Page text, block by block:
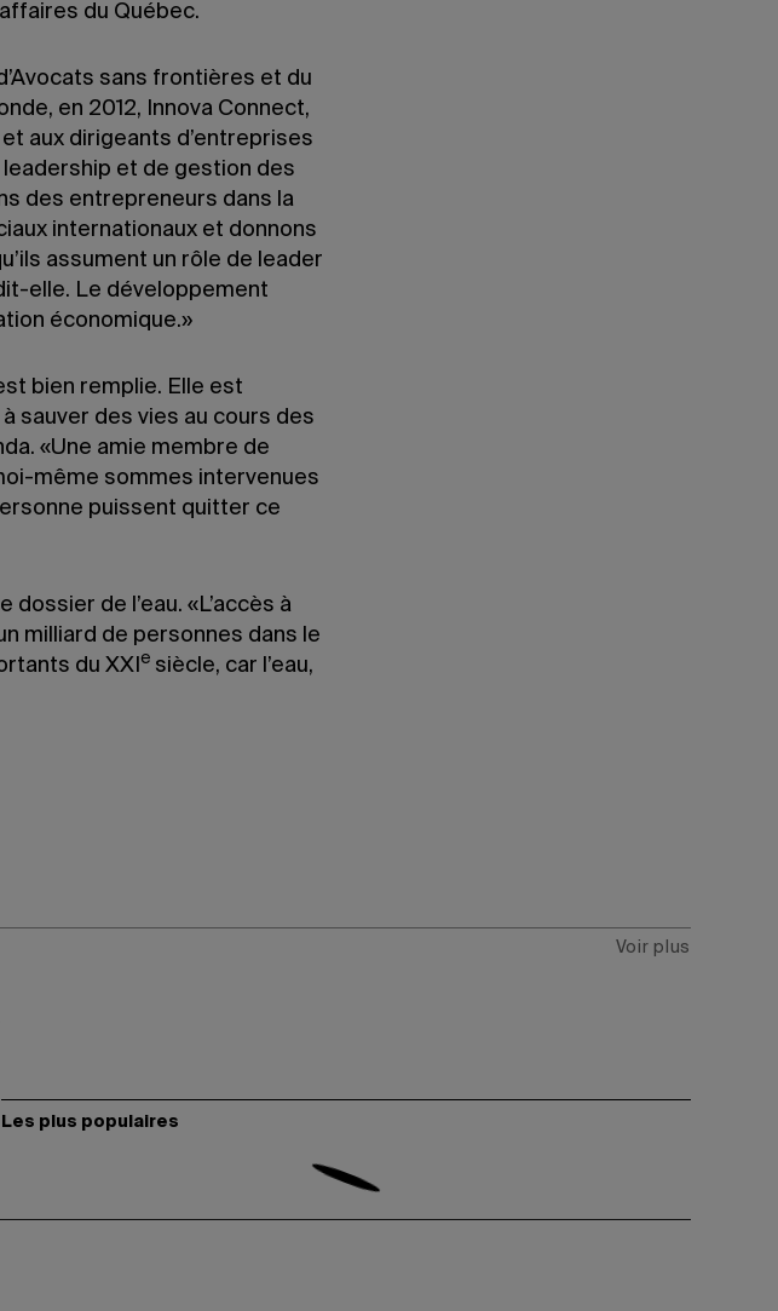
du Québec.
sans frontières et du
en 2012, Innova Connect,
aux dirigeants d’entreprises
et de gestion des
des entrepreneurs dans la
internationaux et donnons
assument un rôle de leader
elle. Le développement
économique.»
bien remplie. Elle est
sauver des vies au cours des
«Une amie membre de
même sommes intervenues
puissent quitter ce
de l’eau. «L’accès à
milliard de personnes dans le
du XXI e siècle, car l’eau,
Voir plus
Les plus populaires